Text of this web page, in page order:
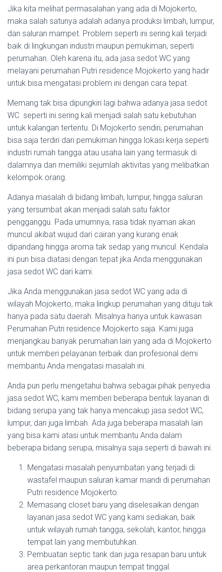
Jika kita melihat permasalahan yang ada di Mojokerto,
maka salah satunya adalah adanya produksi limbah, lumpur,
dan saluran mampet. Problem seperti ini sering kali terjadi
baik di lingkungan industri maupun pemukiman, seperti
perumahan. Oleh karena itu, ada jasa sedot WC yang
melayani perumahan Putri residence Mojokerto yang hadir
untuk bisa mengatasi problem ini dengan cara tepat.
Memang tak bisa dipungkiri lagi bahwa adanya jasa sedot
WC seperti ini sering kali menjadi salah satu kebutuhan
untuk kalangan tertentu. Di Mojokerto sendiri, perumahan
bisa saja terdiri dari pemukiman hingga lokasi kerja seperti
industri rumah tangga atau usaha lain yang termasuk di
dalamnya dan memiliki sejumlah aktivitas yang melibatkan
kelompok orang.
Adanya masalah di bidang limbah, lumpur, hingga saluran
yang tersumbat akan menjadi salah satu faktor
pengganggu. Pada umumnya, rasa tidak nyaman akan
muncul akibat wujud dari cairan yang kurang enak
dipandang hingga aroma tak sedap yang muncul. Kendala
ini pun bisa diatasi dengan tepat jika Anda menggunakan
jasa sedot WC dari kami.
Jika Anda menggunakan jasa sedot WC yang ada di
wilayah Mojokerto, maka lingkup perumahan yang dituju tak
hanya pada satu daerah. Misalnya hanya untuk kawasan
Perumahan Putri residence Mojokerto saja. Kami juga
menjangkau banyak perumahan lain yang ada di Mojokerto
untuk memberi pelayanan terbaik dan profesional demi
membantu Anda mengatasi masalah ini.
Anda pun perlu mengetahui bahwa sebagai pihak penyedia
jasa sedot WC, kami memberi beberapa bentuk layanan di
bidang serupa yang tak hanya mencakup jasa sedot WC,
lumpur, dan juga limbah. Ada juga beberapa masalah lain
yang bisa kami atasi untuk membantu Anda dalam
beberapa bidang serupa, misalnya saja seperti di bawah ini.
Mengatasi masalah penyumbatan yang terjadi di
wastafel maupun saluran kamar mandi di perumahan
Putri residence Mojokerto.
Memasang closet baru yang diselesaikan dengan
layanan jasa sedot WC yang kami sediakan, baik
untuk wilayah rumah tangga, sekolah, kantor, hingga
tempat lain yang membutuhkan.
Pembuatan septic tank dan juga resapan baru untuk
area perkantoran maupun tempat tinggal.